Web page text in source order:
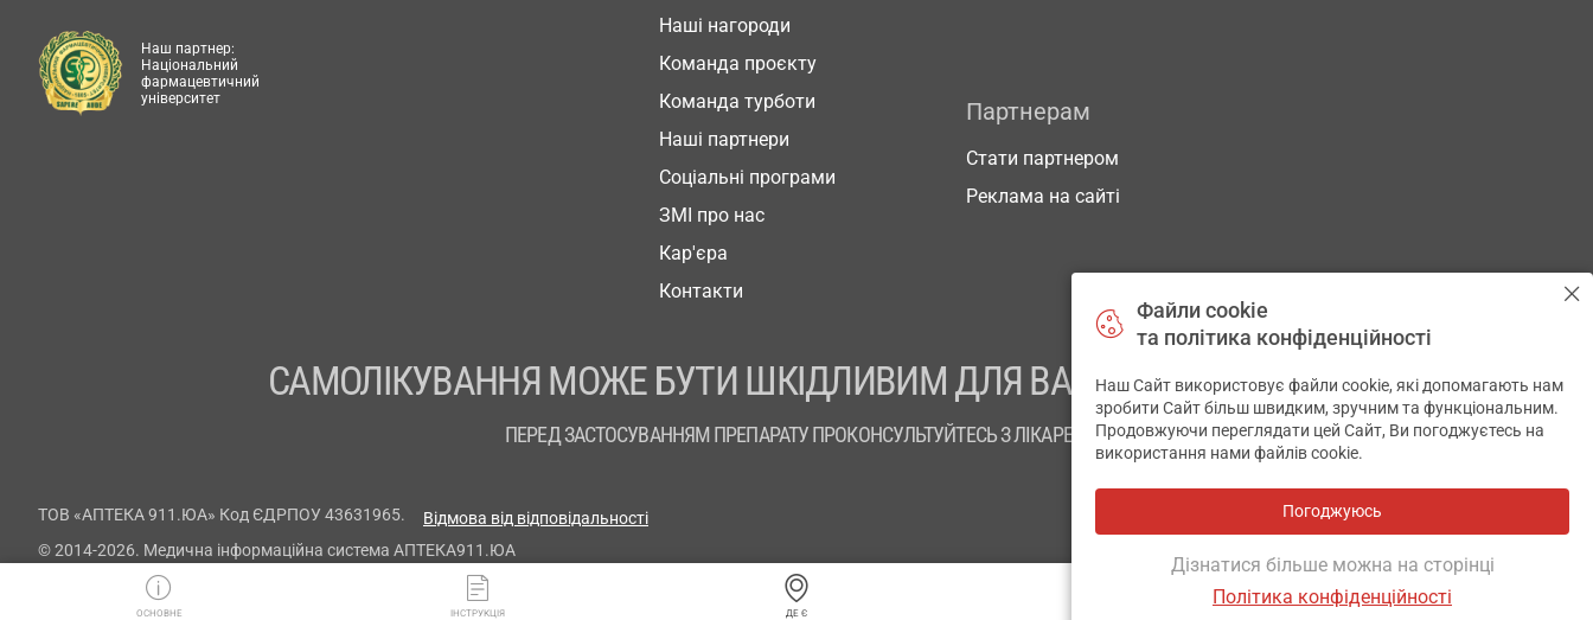
ОСНОВНЕ ІНСТРУКЦІЯ ДЕ Є
Наші нагороди
Команда проєкту
Команда турботи
Наші партнери
Соціальні програми
ЗМІ про нас
Кар'єра
Контакти
Партнерам
Стати партнером
Реклама на сайті
Наш партнер:
Національний
фармацевтичний
університет
САМОЛІКУВАННЯ МОЖЕ БУТИ ШКІДЛИВИМ ДЛЯ ВАШОГО ЗДОРОВ’Я
ПЕРЕД ЗАСТОСУВАННЯМ ПРЕПАРАТУ ПРОКОНСУЛЬТУЙТЕСЬ З ЛІКАРЕМ
ТОВ «АПТЕКА 911.ЮА» Код ЄДРПОУ 43631965.
Відмова від відповідальності
© 2014-2026. Медична інформаційна система АПТЕКА911.ЮА
Файли cookie
та політика конфіденційності
Наш Сайт використовує файли cookie, які допомагають нам
зробити Сайт більш швидким, зручним та функціональним.
Продовжуючи переглядати цей Сайт, Ви погоджуєтесь на
використання нами файлів cookie.
Погоджуюсь
Дізнатися більше можна на сторінці
Політика конфіденційності
✕